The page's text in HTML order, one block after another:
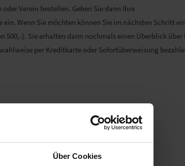
Über Cookies
Verein bestellen. Geben Sie dann Ihre
Wenn Sie möchten können Sie im nächsten Schritt
). Sie erhalten dann nochmals einen Überblick über
per Kreditkarte oder Sofortüberweisung